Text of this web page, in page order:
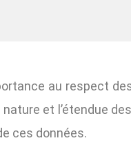
au respect
et l’étendue
ces données.